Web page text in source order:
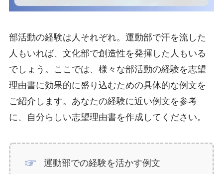
部活動の経験は人それぞれ。運動部で汗を流した
人もいれば、文化部で創造性を発揮した人もいる
でしょう。ここでは、様々な部活動の経験を志望
理由書に効果的に盛り込むための具体的な例文を
ご紹介します。あなたの経験に近い例文を参考
に、自分らしい志望理由書を作成してください。
運動部での経験を活かす例文